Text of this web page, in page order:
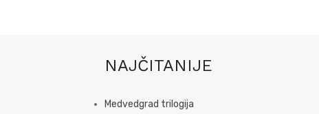
NAJČITANIJE
Medvedgrad trilogija